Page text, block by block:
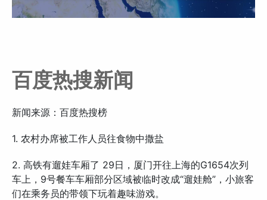
百度热搜新闻
新闻来源：百度热搜榜
1. 农村办席被工作人员往食物中撒盐
2. 高铁有遛娃车厢了 29日，厦门开往上海的G1654次列
车上，9号餐车车厢部分区域被临时改成“遛娃舱”，小旅客
们在乘务员的带领下玩着趣味游戏。